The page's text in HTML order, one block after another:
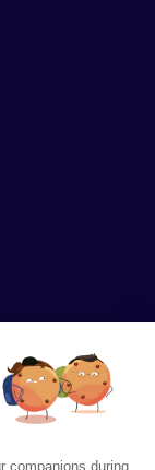
companions during